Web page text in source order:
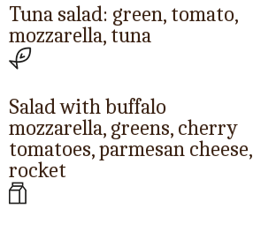
Tuna salad: green, tomato,
mozzarella, tuna
Salad with buffalo
mozzarella, greens, cherry
tomatoes, parmesan cheese,
rocket